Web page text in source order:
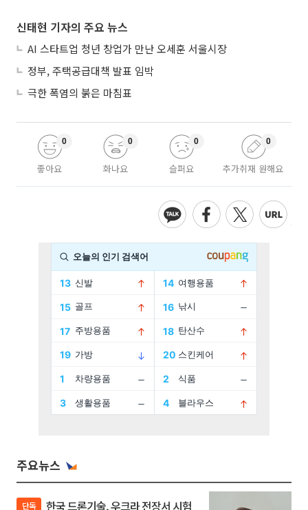
신태현 기자의 주요 뉴스
AI 스타트업 청년 창업가 만난 오세훈 서울시장
정부, 주택공급대책 발표 임박
극한 폭염의 붉은 마침표
좋아요
0
화나요
0
슬퍼요
0
추가취재 원해요
0
주요뉴스
단독